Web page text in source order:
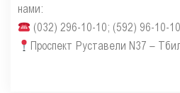
нами:
(032) 296-10-10; (592) 96-10-10
Проспект Руставели N37 –